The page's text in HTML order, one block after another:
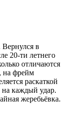
в
20-ти летнего
отличаются
на фрейм
раскаткой
каждый удар.
жеребьёвка.